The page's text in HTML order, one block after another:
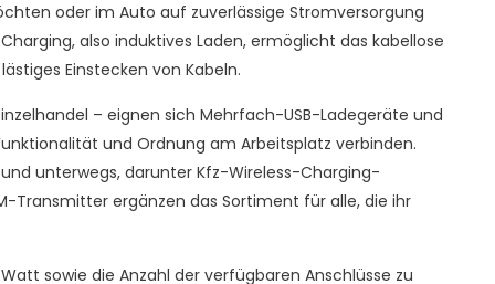
oder im Auto auf zuverlässige Stromversorgung
also induktives Laden, ermöglicht das kabellose
Einstecken von Kabeln.
– eignen sich Mehrfach-USB-Ladegeräte und
und Ordnung am Arbeitsplatz verbinden.
unterwegs, darunter Kfz-Wireless-Charging-
Transmitter ergänzen das Sortiment für alle, die ihr
sowie die Anzahl der verfügbaren Anschlüsse zu